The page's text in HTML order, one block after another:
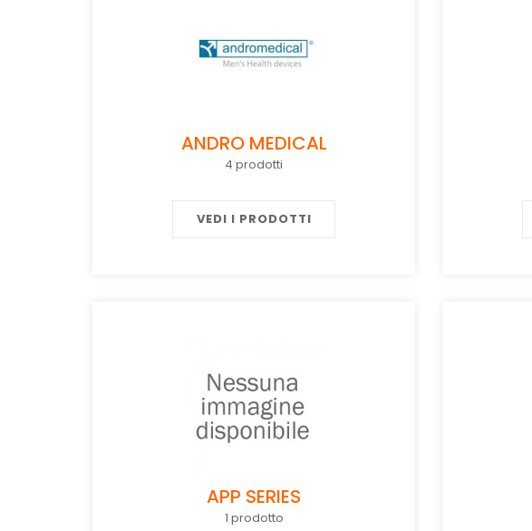
ANDRO MEDICAL
4 prodotti
VEDI I PRODOTTI
APP SERIES
1 prodotto